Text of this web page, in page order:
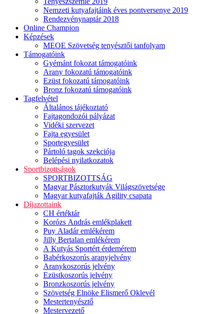
Nemzeti kutyafajtáink éves pontversenye 2019
Rendezvénynaptár 2018
Online Champion
Képzések
MEOE Szövetség tenyésztői tanfolyam
Támogatóink
Gyémánt fokozat támogatóink
Arany fokozatú támogatóink
Ezüst fokozatú támogatóink
Bronz fokozatú támogatóink
Tagfelvétel
Általános tájékoztató
Fajtagondozói pályázat
Vidéki szervezet
Fajta egyesület
Sportegyesület
Pártoló tagok szekciója
Belépési nyilatkozatok
Sportbizottságok
SPORTBIZOTTSÁG
Magyar Pásztorkutyák Világszövetsége
Magyar kutyafajták Agility csapata
Díjazottaink
CH értéktár
Korózs András emlékplakett
Puy Aladár emlékérem
Jilly Bertalan emlékérem
A Kutyás Sportért érdemérem
Babérkoszorús aranyjelvény
Aranykoszorús jelvény
Ezüstkoszorús jelvény
Bronzkoszorús jelvény
Szövetség Elnöke Elismerő Oklevél
Mestertenyésztő
Mestervezető